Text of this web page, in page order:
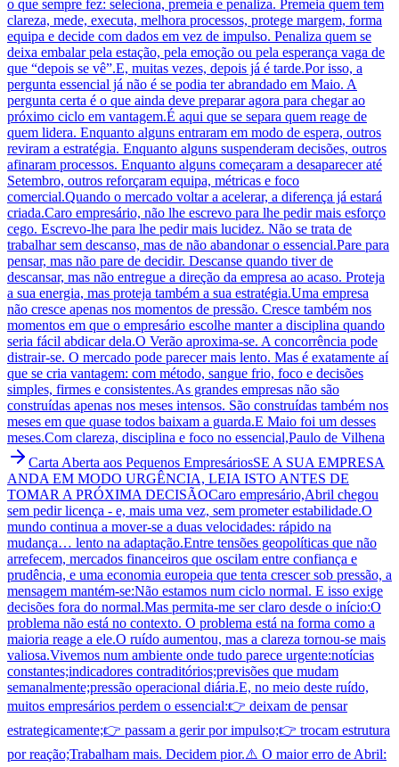
o que sempre fez: seleciona, premeia e penaliza. Premeia quem tem
clareza, mede, executa, melhora processos, protege margem, forma
equipa e decide com dados em vez de impulso. Penaliza quem se
deixa embalar pela estação, pela emoção ou pela esperança vaga de
que “depois se vê”.E, muitas vezes, depois já é tarde.Por isso, a
pergunta essencial já não é se podia ter abrandado em Maio. A
pergunta certa é o que ainda deve preparar agora para chegar ao
próximo ciclo em vantagem.É aqui que se separa quem reage de
quem lidera. Enquanto alguns entraram em modo de espera, outros
reviram a estratégia. Enquanto alguns suspenderam decisões, outros
afinaram processos. Enquanto alguns começaram a desaparecer até
Setembro, outros reforçaram equipa, métricas e foco
comercial.Quando o mercado voltar a acelerar, a diferença já estará
criada.Caro empresário, não lhe escrevo para lhe pedir mais esforço
cego. Escrevo-lhe para lhe pedir mais lucidez. Não se trata de
trabalhar sem descanso, mas de não abandonar o essencial.Pare para
pensar, mas não pare de decidir. Descanse quando tiver de
descansar, mas não entregue a direção da empresa ao acaso. Proteja
a sua energia, mas proteja também a sua estratégia.Uma empresa
não cresce apenas nos momentos de pressão. Cresce também nos
momentos em que o empresário escolhe manter a disciplina quando
seria fácil abdicar dela.O Verão aproxima-se. A concorrência pode
distrair-se. O mercado pode parecer mais lento. Mas é exatamente aí
que se cria vantagem: com método, sangue frio, foco e decisões
simples, firmes e consistentes.As grandes empresas não são
construídas apenas nos meses intensos. São construídas também nos
meses em que quase todos baixam a guarda.E Maio foi um desses
meses.Com clareza, disciplina e foco no essencial,Paulo de Vilhena
Carta Aberta aos Pequenos EmpresáriosSE A SUA EMPRESA
ANDA EM MODO URGÊNCIA, LEIA ISTO ANTES DE
TOMAR A PRÓXIMA DECISÃOCaro empresário,Abril chegou
sem pedir licença - e, mais uma vez, sem prometer estabilidade.O
mundo continua a mover-se a duas velocidades: rápido na
mudança… lento na adaptação.Entre tensões geopolíticas que não
arrefecem, mercados financeiros que oscilam entre confiança e
prudência, e uma economia europeia que tenta crescer sob pressão, a
mensagem mantém-se:Não estamos num ciclo normal. E isso exige
decisões fora do normal.Mas permita-me ser claro desde o início:O
problema não está no contexto. O problema está na forma como a
maioria reage a ele.O ruído aumentou, mas a clareza tornou-se mais
valiosa.Vivemos num ambiente onde tudo parece urgente:notícias
constantes;indicadores contraditórios;previsões que mudam
semanalmente;pressão operacional diária.E, no meio deste ruído,
muitos empresários perdem o essencial:👉 deixam de pensar
estrategicamente;👉 passam a gerir por impulso;👉 trocam estrutura
por reação;Trabalham mais. Decidem pior.⚠️ O maior erro de Abril: